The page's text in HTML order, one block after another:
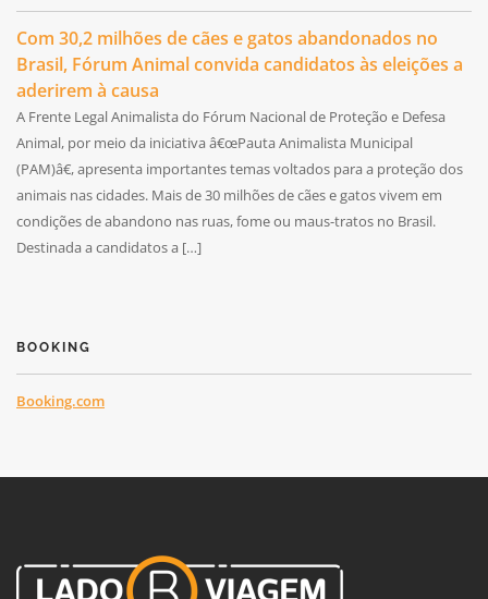
Com 30,2 milhões de cães e gatos abandonados no
Brasil, Fórum Animal convida candidatos às eleições a
aderirem à causa
A Frente Legal Animalista do Fórum Nacional de Proteção e Defesa
Animal, por meio da iniciativa â€œPauta Animalista Municipal
(PAM)â€, apresenta importantes temas voltados para a proteção dos
animais nas cidades. Mais de 30 milhões de cães e gatos vivem em
condições de abandono nas ruas, fome ou maus-tratos no Brasil.
Destinada a candidatos a […]
BOOKING
Booking.com